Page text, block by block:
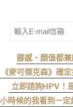
腳感、顏值都
《麥可傑克森》確
立即諮詢HPV！
小時候的我看到一